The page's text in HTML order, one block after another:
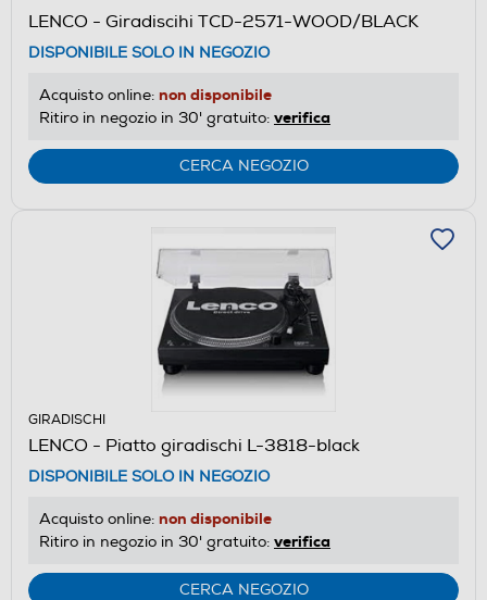
LENCO - Giradiscihi TCD-2571-WOOD/BLACK
DISPONIBILE SOLO IN NEGOZIO
Acquisto online: non disponibile
Ritiro in negozio in 30' gratuito: verifica
CERCA NEGOZIO
GIRADISCHI
LENCO - Piatto giradischi L-3818-black
DISPONIBILE SOLO IN NEGOZIO
Acquisto online: non disponibile
Ritiro in negozio in 30' gratuito: verifica
CERCA NEGOZIO